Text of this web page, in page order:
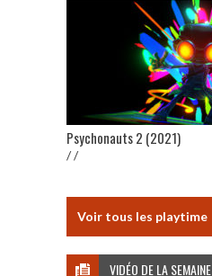
Psychonauts 2 (2021)
/ /
Voir tous les playtime
VIDÉO DE LA SEMAINE